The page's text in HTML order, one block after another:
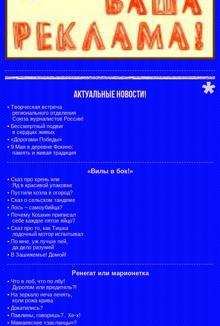
АКТУАЛЬНЫЕ НОВОСТИ!
• Творческая встреча
регионального отделения
Союза журналистов России!
• Бессмертный подвиг
в сердцах живых
• «Дорогами Победы»
• 9 Мая в деревне Фокино:
память и живая традиция
«Вилы в бок!»
• Сказ про хрень или
Яд в красивой упаковке
• Пустили козла в огород?
• Сказ о сельском тандеме
• Лось – самоубийца?
• Почему Кошкин приписал
себе каждое пятое яйцо?
• Сказ про то, как Тишка
лодочный мотор испытывал
• По мне, уж лучше пей,
да дело разумей
• В Зашижемье! Домой!
Ренегат или марионетка
• Что в лоб, что по лбу!
Дуролом или вредитель?!
• На зеркало неча пенять,
коли рожа крива
• Докатились?
• Павлины, говоришь?.. Хе-х!
• Мамаевские «засланцы»?